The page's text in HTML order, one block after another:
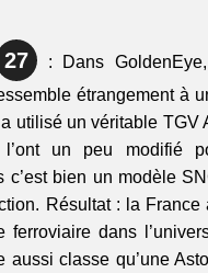
27
: Dans
étrangement à
utilisé un véritable TGV
un peu modifié
c’est bien un modèle
Résultat : la France
ferroviaire dans
aussi classe qu’une